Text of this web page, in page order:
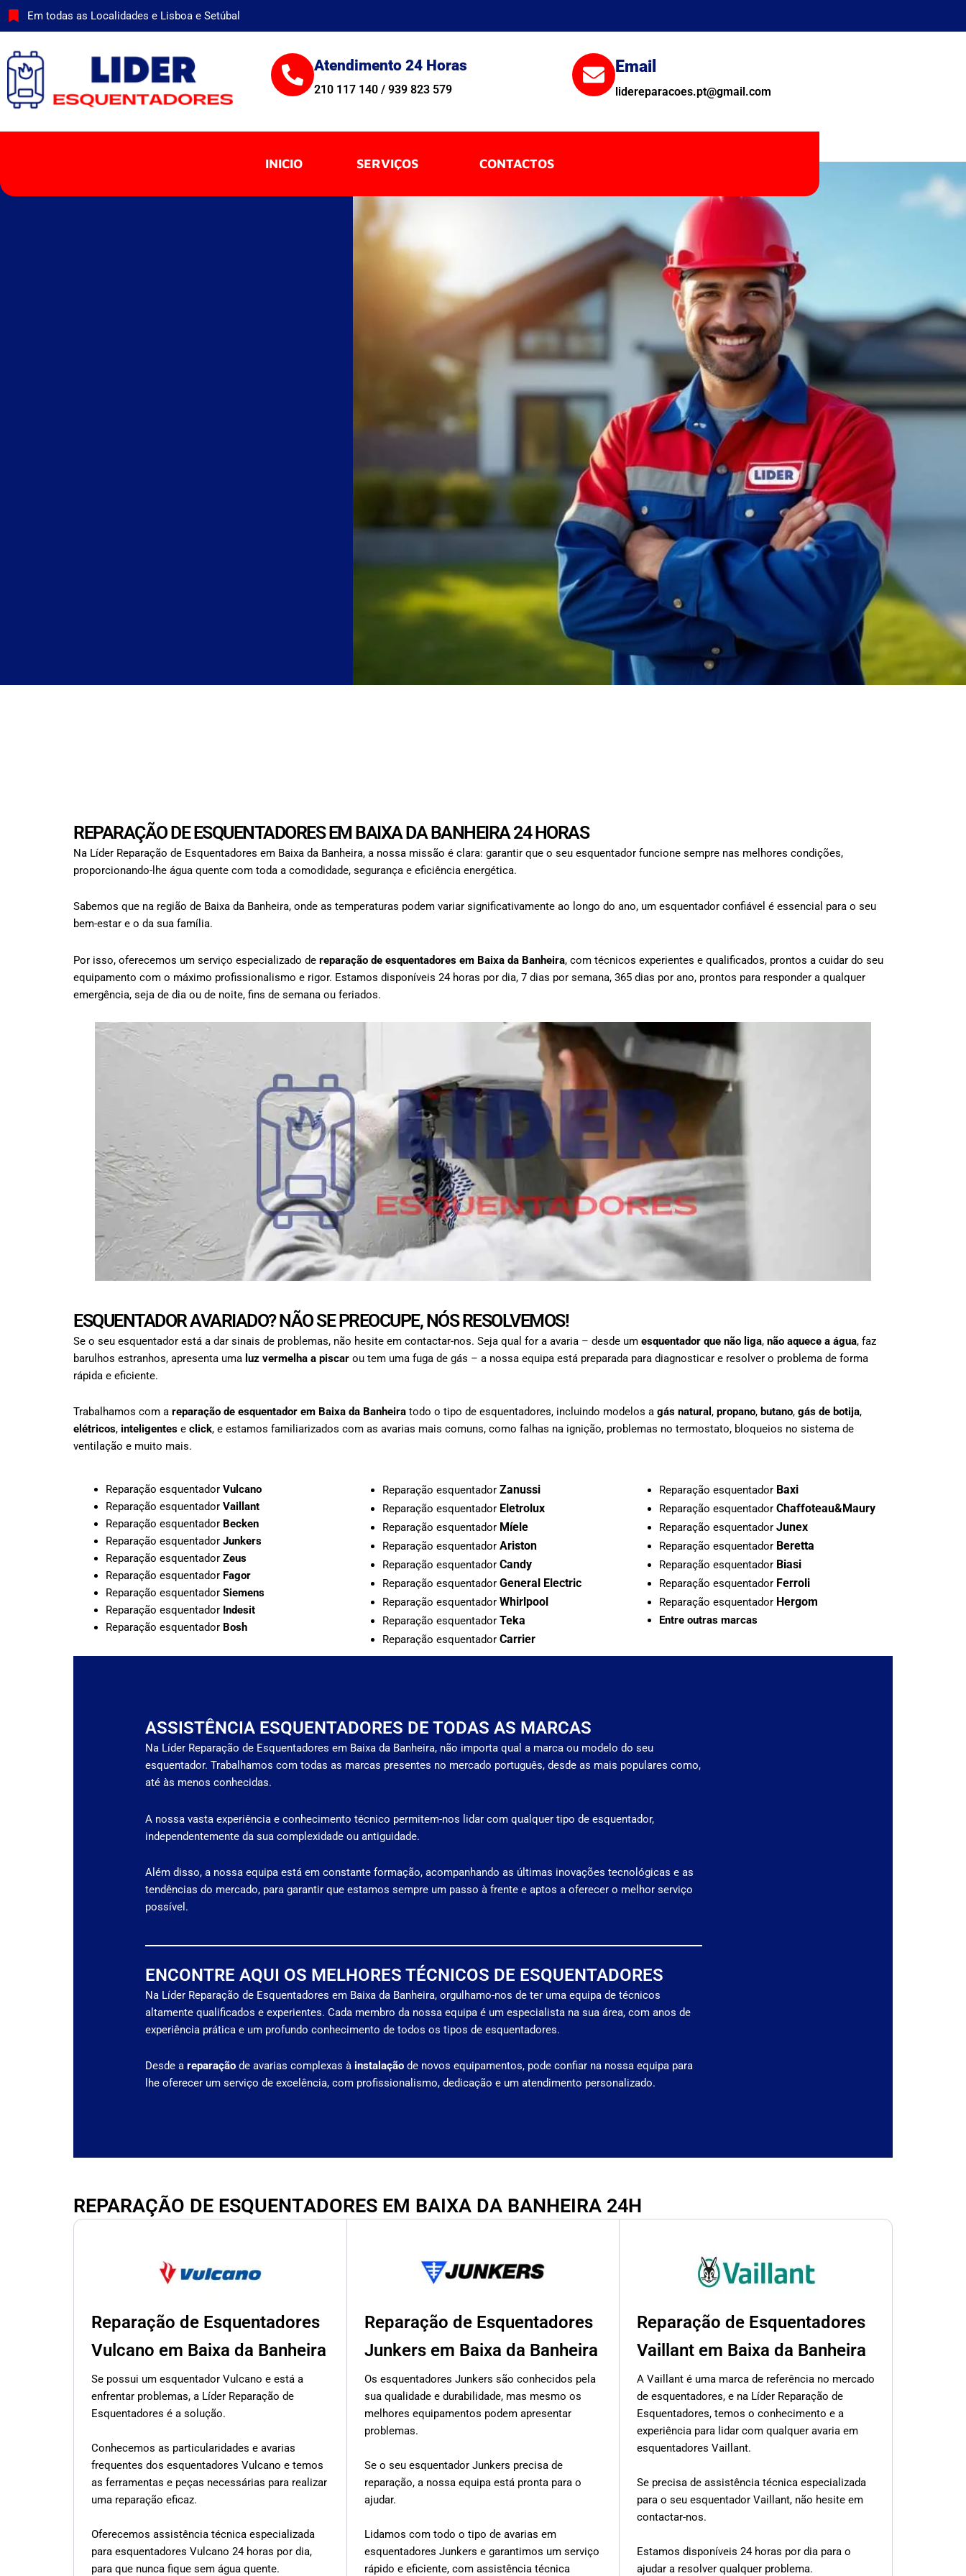
Skip
Em todas as Localidades e Lisboa e Setúbal
Atendimento 24 Horas
210 117 140 / 939 823 579
Email
lidereparacoes.pt@gmail.com
INICIO SERVIÇOS CONTACTOS
REPARAÇÃO DE ESQUENTADORES EM BAIXA DA BANHEIRA 24 HORAS
Na Líder Reparação de Esquentadores em Baixa da Banheira, a nossa missão é clara: garantir que o seu esquentador funcione sempre nas melhores condições,
proporcionando-lhe água quente com toda a comodidade, segurança e eficiência energética.
Sabemos que na região de Baixa da Banheira, onde as temperaturas podem variar significativamente ao longo do ano, um esquentador confiável é essencial para o seu
bem-estar e o da sua família.
Por isso, oferecemos um serviço especializado de reparação de esquentadores em Baixa da Banheira, com técnicos experientes e qualificados, prontos a cuidar do seu
equipamento com o máximo profissionalismo e rigor. Estamos disponíveis 24 horas por dia, 7 dias por semana, 365 dias por ano, prontos para responder a qualquer
emergência, seja de dia ou de noite, fins de semana ou feriados.
ESQUENTADOR AVARIADO? NÃO SE PREOCUPE, NÓS RESOLVEMOS!
Se o seu esquentador está a dar sinais de problemas, não hesite em contactar-nos. Seja qual for a avaria – desde um esquentador que não liga, não aquece a água, faz
barulhos estranhos, apresenta uma luz vermelha a piscar ou tem uma fuga de gás – a nossa equipa está preparada para diagnosticar e resolver o problema de forma
rápida e eficiente.
Trabalhamos com a reparação de esquentador em Baixa da Banheira todo o tipo de esquentadores, incluindo modelos a gás natural , propano, butano, gás de botija,
elétricos, inteligentes e click, e estamos familiarizados com as avarias mais comuns, como falhas na ignição, problemas no termostato, bloqueios no sistema de
ventilação e muito mais.
Reparação esquentador Vulcano
Reparação esquentador Vaillant
Reparação esquentador Becken
Reparação esquentador Junkers
Reparação esquentador Zeus
Reparação esquentador Fagor
Reparação esquentador Siemens
Reparação esquentador Indesit
Reparação esquentador Bosh
Reparação esquentador Zanussi
Reparação esquentador Eletrolux
Reparação esquentador Míele
Reparação esquentador Ariston
Reparação esquentador Candy
Reparação esquentador General Electric
Reparação esquentador Whirlpool
Reparação esquentador Teka
Reparação esquentador Carrier
Reparação esquentador Baxi
Reparação esquentador Chaffoteau&Maury
Reparação esquentador Junex
Reparação esquentador Beretta
Reparação esquentador Biasi
Reparação esquentador Ferroli
Reparação esquentador Hergom
Entre outras marcas
ASSISTÊNCIA ESQUENTADORES DE TODAS AS MARCAS
Na Líder Reparação de Esquentadores em Baixa da Banheira, não importa qual a marca ou modelo do seu
esquentador. Trabalhamos com todas as marcas presentes no mercado português, desde as mais populares como,
até às menos conhecidas.
A nossa vasta experiência e conhecimento técnico permitem-nos lidar com qualquer tipo de esquentador,
independentemente da sua complexidade ou antiguidade.
Além disso, a nossa equipa está em constante formação, acompanhando as últimas inovações tecnológicas e as
tendências do mercado, para garantir que estamos sempre um passo à frente e aptos a oferecer o melhor serviço
possível.
ENCONTRE AQUI OS MELHORES TÉCNICOS DE ESQUENTADORES
Na Líder Reparação de Esquentadores em Baixa da Banheira, orgulhamo-nos de ter uma equipa de técnicos
altamente qualificados e experientes. Cada membro da nossa equipa é um especialista na sua área, com anos de
experiência prática e um profundo conhecimento de todos os tipos de esquentadores.
Desde a reparação de avarias complexas à instalação de novos equipamentos, pode confiar na nossa equipa para
lhe oferecer um serviço de excelência, com profissionalismo, dedicação e um atendimento personalizado.
REPARAÇÃO DE ESQUENTADORES EM BAIXA DA BANHEIRA 24H
Reparação de Esquentadores
Vulcano em Baixa da Banheira
Se possui um esquentador Vulcano e está a
enfrentar problemas, a Líder Reparação de
Esquentadores é a solução.
Conhecemos as particularidades e avarias
frequentes dos esquentadores Vulcano e temos
as ferramentas e peças necessárias para realizar
uma reparação eficaz.
Oferecemos assistência técnica especializada
para esquentadores Vulcano 24 horas por dia,
para que nunca fique sem água quente.
Reparação de Esquentadores
Junkers em Baixa da Banheira
Os esquentadores Junkers são conhecidos pela
sua qualidade e durabilidade, mas mesmo os
melhores equipamentos podem apresentar
problemas.
Se o seu esquentador Junkers precisa de
reparação, a nossa equipa está pronta para o
ajudar.
Lidamos com todo o tipo de avarias em
esquentadores Junkers e garantimos um serviço
rápido e eficiente, com assistência técnica
Reparação de Esquentadores
Vaillant em Baixa da Banheira
A Vaillant é uma marca de referência no mercado
de esquentadores, e na Líder Reparação de
Esquentadores, temos o conhecimento e a
experiência para lidar com qualquer avaria em
esquentadores Vaillant.
Se precisa de assistência técnica especializada
para o seu esquentador Vaillant, não hesite em
contactar-nos.
Estamos disponíveis 24 horas por dia para o
ajudar a resolver qualquer problema.